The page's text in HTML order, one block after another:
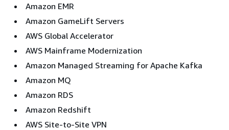
Amazon EMR
Amazon GameLift Servers
AWS Global Accelerator
AWS Mainframe Modernization
Amazon Managed Streaming for Apache Kafka
Amazon MQ
Amazon RDS
Amazon Redshift
AWS Site-to-Site VPN